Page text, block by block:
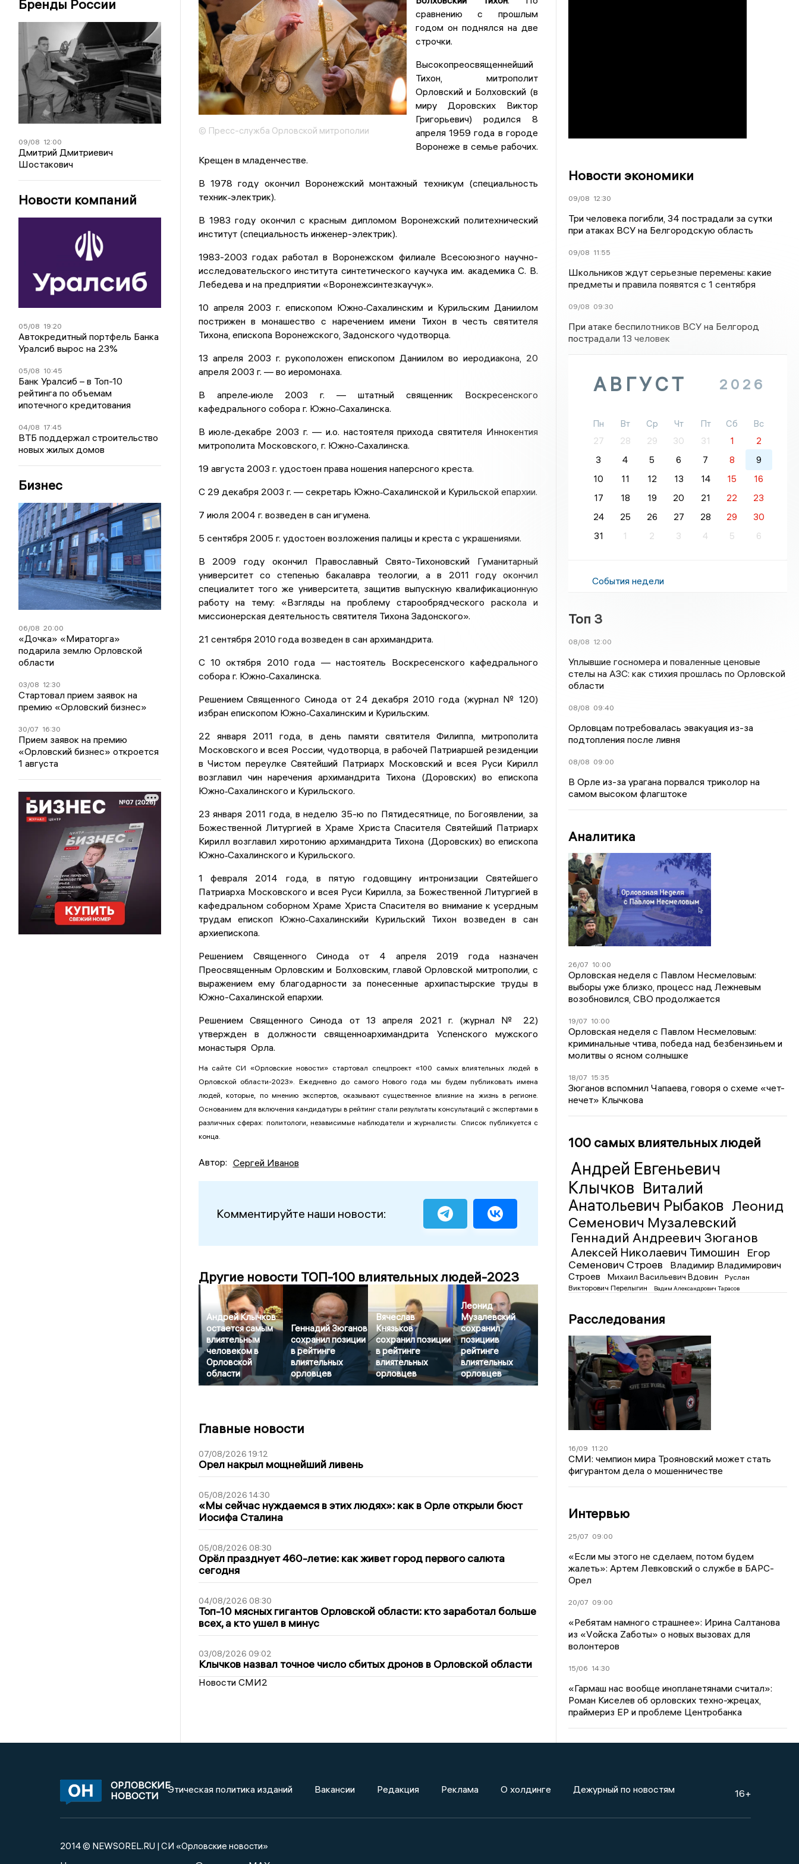
Бренды России
09/08 12:00
Дмитрий Дмитриевич
Шостакович
Новости компаний
05/08 19:20
Автокредитный портфель Банка
Уралсиб вырос на 23%
05/08 10:45
Банк Уралсиб – в Топ-10
рейтинга по объемам
ипотечного кредитования
04/08 17:45
ВТБ поддержал строительство
новых жилых домов
Бизнес
06/08 20:00
«Дочка» «Мираторга»
подарила землю Орловской
области
03/08 12:30
Стартовал прием заявок на
премию «Орловский бизнес»
30/07 16:30
Прием заявок на премию
«Орловский бизнес» откроется
1 августа
© Пресс-служба Орловской митрополии
сравнению с прошлым
годом он поднялся на две
строчки.
Высокопреосвященнейший
Тихон, митрополит
Орловский и Болховский (в
миру Доровских Виктор
Григорьевич) родился 8
апреля 1959 года в городе
Воронеже в семье рабочих.
Крещен в младенчестве.
В 1978 году окончил Воронежский монтажный техникум (специальность
техник‐электрик).
В 1983 году окончил с красным дипломом Воронежский политехнический
институт (специальность инженер-электрик).
1983-2003 годах работал в Воронежском филиале Всесоюзного научно-
исследовательского института синтетического каучука им. академика С. В.
Лебедева и на предприятии «Воронежсинтезкаучук».
10 апреля 2003 г. епископом Южно‐Сахалинским и Курильским Даниилом
пострижен в монашество с наречением имени Тихон в честь святителя
Тихона, епископа Воронежского, Задонского чудотворца.
13 апреля 2003 г. рукоположен епископом Даниилом во иеродиакона, 20
апреля 2003 г. — во иеромонаха.
В апреле‐июле 2003 г. — штатный священник Воскресенского
кафедрального собора г. Южно‐Сахалинска.
В июле‐декабре 2003 г. — и.о. настоятеля прихода святителя Иннокентия
митрополита Московского, г. Южно‐Сахалинска.
19 августа 2003 г. удостоен права ношения наперсного креста.
С 29 декабря 2003 г. — секретарь Южно‐Сахалинской и Курильской епархии.
7 июля 2004 г. возведен в сан игумена.
5 сентября 2005 г. удостоен возложения палицы и креста с украшениями.
В 2009 году окончил Православный Свято-Тихоновский Гуманитарный
университет со степенью бакалавра теологии, а в 2011 году окончил
специалитет того же университета, защитив выпускную квалификационную
работу на тему: «Взгляды на проблему старообрядческого раскола и
миссионерская деятельность святителя Тихона Задонского».
21 сентября 2010 года возведен в сан архимандрита.
С 10 октября 2010 года — настоятель Воскресенского кафедрального
собора г. Южно‐Сахалинска.
Решением Священного Синода от 24 декабря 2010 года (журнал № 120)
избран епископом Южно‐Сахалинским и Курильским.
22 января 2011 года, в день памяти святителя Филиппа, митрополита
Московского и всея России, чудотворца, в рабочей Патриаршей резиденции
в Чистом переулке Святейший Патриарх Московский и всея Руси Кирилл
возглавил чин наречения архимандрита Тихона (Доровских) во епископа
Южно‐Сахалинского и Курильского.
23 января 2011 года, в неделю 35-ю по Пятидесятнице, по Богоявлении, за
Божественной Литургией в Храме Христа Спасителя Святейший Патриарх
Кирилл возглавил хиротонию архимандрита Тихона (Доровских) во епископа
Южно‐Сахалинского и Курильского.
1 февраля 2014 года, в пятую годовщину интронизации Святейшего
Патриарха Московского и всея Руси Кирилла, за Божественной Литургией в
кафедральном соборном Храме Христа Спасителя во внимание к усердным
трудам епископ Южно‐Сахалинскийи Курильский Тихон возведен в сан
архиепископа.
Решением Священного Синода от 4 апреля 2019 года назначен
Преосвященным Орловским и Болховским, главой Орловской митрополии, с
выражением ему благодарности за понесенные архипастырские труды в
Южно-Сахалинской епархии.
Решением Священного Синода от 13 апреля 2021 г. (журнал № 22)
утвержден в должности священноархимандрита Успенского мужского
монастыря Орла.
На сайте СИ «Орловские новости» стартовал спецпроект «100 самых влиятельных людей в
Орловской области-2023». Ежедневно до самого Нового года мы будем публиковать имена
людей, которые, по мнению экспертов, оказывают существенное влияние на жизнь в регионе.
Основанием для включения кандидатуры в рейтинг стали результаты консультаций с экспертами в
различных сферах: политологи, независимые наблюдатели и журналисты. Список публикуется с
конца.
Автор: Сергей Иванов
Комментируйте наши новости:
Другие новости ТОП-100 влиятельных людей-2023
Андрей Клычков
остается самым
влиятельным
человеком в
Орловской
области
Геннадий Зюганов
сохранил позиции
в рейтинге
влиятельных
орловцев
Вячеслав
Князьков
сохранил позиции
в рейтинге
влиятельных
орловцев
Леонид
Музалевский
сохранил
позициив
рейтинге
влиятельных
орловцев
Главные новости
07/08/2026 19:12
Орел накрыл мощнейший ливень
05/08/2026 14:30
«Мы сейчас нуждаемся в этих людях»: как в Орле открыли бюст
Иосифа Сталина
05/08/2026 08:30
Орёл празднует 460-летие: как живет город первого салюта
сегодня
04/08/2026 08:30
Топ-10 мясных гигантов Орловской области: кто заработал больше
всех, а кто ушел в минус
03/08/2026 09:02
Клычков назвал точное число сбитых дронов в Орловской области
Новости СМИ2
Новости экономики
09/08 12:30
Три человека погибли, 34 пострадали за сутки
при атаках ВСУ на Белгородскую область
09/08 11:55
Школьников ждут серьезные перемены: какие
предметы и правила появятся с 1 сентября
09/08 09:30
При атаке беспилотников ВСУ на Белгород
пострадали 13 человек
АВГУСТ 2026
Пн Вт Ср Чт Пт Сб
Вс
27
28 29 30 31 1
2
3
4 5 6 7 8
9
10
11 12 13 14 15
16
17
18 19 20 21 22
23
24
25 26 27 28 29
30
31
1 2 3 4 5 6
События недели
Топ 3
08/08 12:00
Уплывшие госномера и поваленные ценовые
стелы на АЗС: как стихия прошлась по Орловской
области
08/08 09:40
Орловцам потребовалась эвакуация из-за
подтопления после ливня
08/08 09:00
В Орле из-за урагана порвался триколор на
самом высоком флагштоке
Аналитика
26/07 10:00
Орловская неделя с Павлом Несмеловым:
выборы уже близко, процесс над Лежневым
возобновился, СВО продолжается
19/07 10:00
Орловская неделя с Павлом Несмеловым:
криминальные чтива, победа над безбензиньем и
молитвы о ясном солнышке
18/07 15:35
Зюганов вспомнил Чапаева, говоря о схеме «чет-
нечет» Клычкова
100 самых влиятельных людей
Андрей Евгеньевич
Клычков Виталий
Анатольевич Рыбаков Леонид
Семенович Музалевский
Геннадий Андреевич Зюганов
Алексей Николаевич Тимошин
Егор
Семенович Строев
Владимир Владимирович
Строев
Михаил Васильевич Вдовин
Руслан
Викторович Перелыгин
Вадим Александрович Тарасов
Расследования
16/09 11:20
СМИ: чемпион мира Трояновский может стать
фигурантом дела о мошенничестве
Интервью
25/07 09:00
«Если мы этого не сделаем, потом будем
жалеть»: Артем Левковский о службе в БАРС-
Орел
20/07 09:00
«Ребятам намного страшнее»: Ирина Салтанова
из «Vойска Zаботы» о новых вызовах для
волонтеров
15/06 14:30
«Гармаш нас вообще инопланетянами считал»:
Роман Киселев об орловских техно-жрецах,
праймериз ЕР и проблеме Центробанка
ОРЛОВСКИЕ
НОВОСТИ
Этическая политика изданий Вакансии Редакция Реклама О холдинге Дежурный по новостям 16+
2014 © NEWSOREL.RU | СИ «Орловские новости»